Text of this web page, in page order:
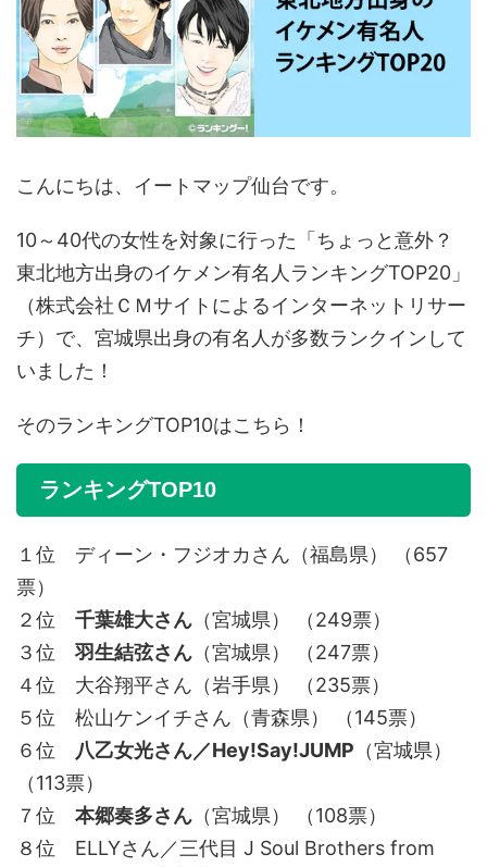
こんにちは、イートマップ仙台です。
10～40代の女性を対象に行った「ちょっと意外？
東北地方出身のイケメン有名人ランキングTOP20」
（株式会社ＣＭサイトによるインターネットリサー
チ）で、宮城県出身の有名人が多数ランクインして
いました！
そのランキングTOP10はこちら！
ランキングTOP10
１位 ディーン・フジオカさん（福島県） （657
票）
２位 千葉雄大さん （宮城県） （249票）
３位 羽生結弦さん （宮城県） （247票）
４位 大谷翔平さん（岩手県） （235票）
５位 松山ケンイチさん（青森県） （145票）
６位 八乙女光さん／Hey!Say!JUMP （宮城県）
（113票）
７位 本郷奏多さん （宮城県） （108票）
８位 ELLYさん／三代目 J Soul Brothers from